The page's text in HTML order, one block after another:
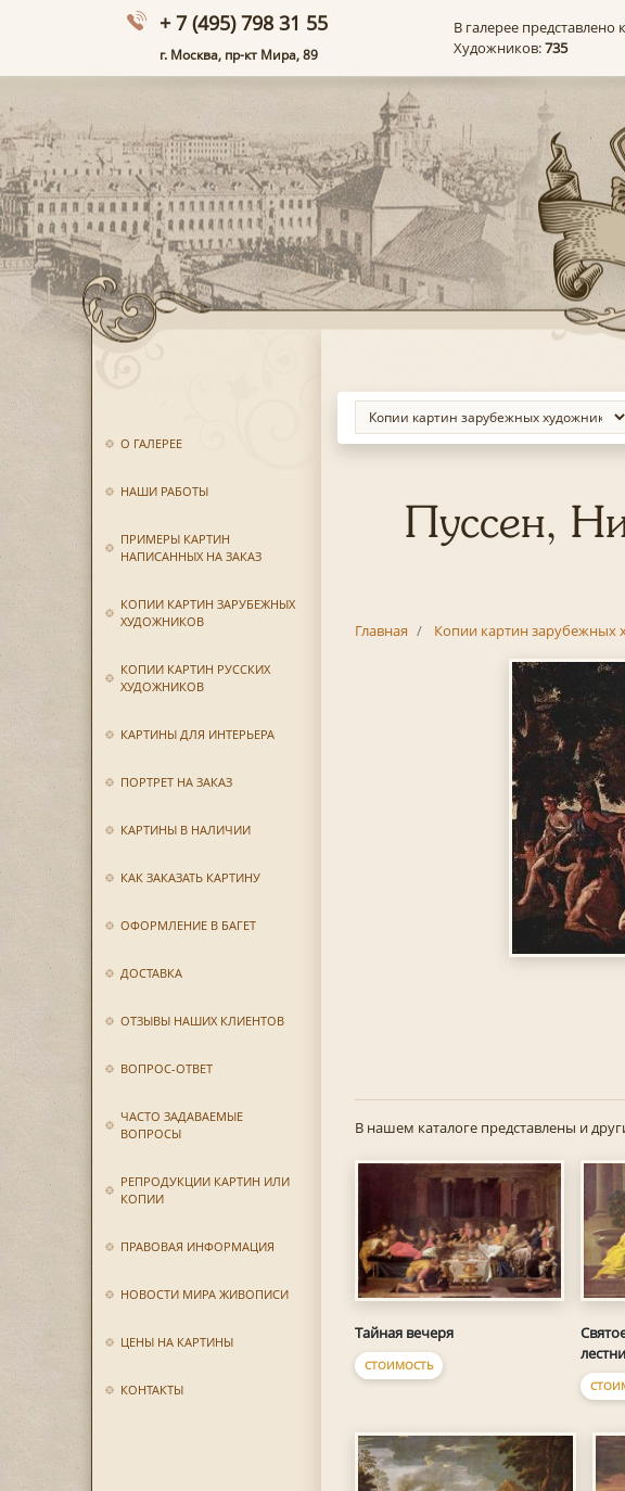
+ 7 (495) 798 31 55
г. Москва, пр-кт Мира, 89
В галерее представлено
Художников:735
О ГАЛЕРЕЕ
НАШИ РАБОТЫ
ПРИМЕРЫ КАРТИН
НАПИСАННЫХ НА ЗАКАЗ
КОПИИ КАРТИН ЗАРУБЕЖНЫХ
ХУДОЖНИКОВ
КОПИИ КАРТИН РУССКИХ
ХУДОЖНИКОВ
КАРТИНЫ ДЛЯ ИНТЕРЬЕРА
ПОРТРЕТ НА ЗАКАЗ
КАРТИНЫ В НАЛИЧИИ
КАК ЗАКАЗАТЬ КАРТИНУ
ОФОРМЛЕНИЕ В БАГЕТ
ДОСТАВКА
ОТЗЫВЫ НАШИХ КЛИЕНТОВ
ВОПРОС-ОТВЕТ
ЧАСТО ЗАДАВАЕМЫЕ
ВОПРОСЫ
РЕПРОДУКЦИИ КАРТИН ИЛИ
КОПИИ
ПРАВОВАЯ ИНФОРМАЦИЯ
НОВОСТИ МИРА ЖИВОПИСИ
ЦЕНЫ НА КАРТИНЫ
КОНТАКТЫ
Пуссен,
Главная Копии картин зарубежных
В нашем каталоге представлены и
Тайная вечеря
СТОИМОСТЬ